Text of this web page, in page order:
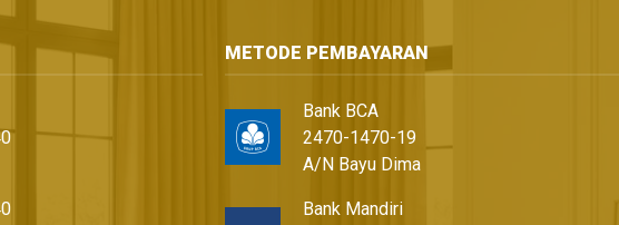
METODE PEMBAYARAN
Bank BCA
2470-1470-19
A/N Bayu Dima
Bank Mandiri